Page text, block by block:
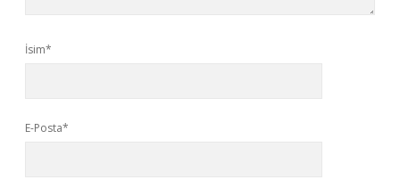
İsim*
E-Posta*